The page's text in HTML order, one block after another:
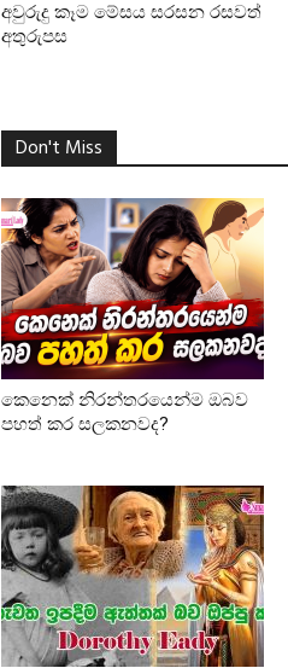
අවුරුදු කෑම මේසය සරසන රසවත්
අතුරුපස
Don't Miss
කෙනෙක් නිරන්තරයෙන්ම ඔබව
පහත් කර සලකනවද?